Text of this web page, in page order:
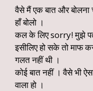
वैसे मैं एक बात और बोलना
हाँ बोलो ।
कल के लिए sorry! मुझे
इसीलिए हो सके तो माफ
गलत नहीं थी ।
कोई बात नहीं । वैसे भी
वाला हो ।